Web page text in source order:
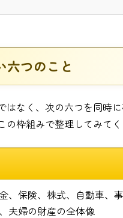
つのこと
なく、次の六つを同時
枠組みで整理してみてく
、保険、株式、自動車、事
夫婦の財産の全体像